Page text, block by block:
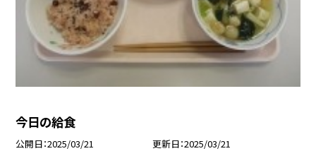
今日の給食
公開日 2025/03/21 更新日 2025/03/21